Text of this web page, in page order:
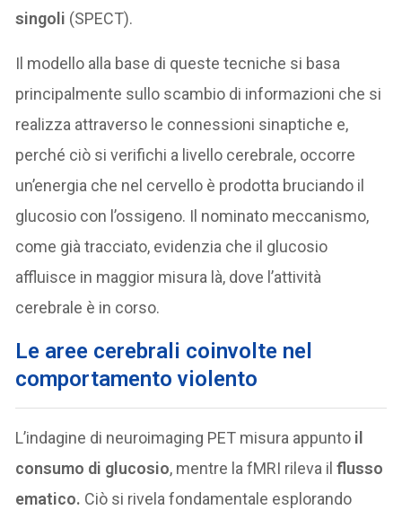
singoli (SPECT).
Il modello alla base di queste tecniche si basa
principalmente sullo scambio di informazioni che si
realizza attraverso le connessioni sinaptiche e,
perché ciò si verifichi a livello cerebrale, occorre
un’energia che nel cervello è prodotta bruciando il
glucosio con l’ossigeno. Il nominato meccanismo,
come già tracciato, evidenzia che il glucosio
affluisce in maggior misura là, dove l’attività
cerebrale è in corso.
Le aree cerebrali coinvolte nel
comportamento violento
L’indagine di neuroimaging PET misura appunto il
consumo di glucosio, mentre la fMRI rileva il flusso
ematico. Ciò si rivela fondamentale esplorando